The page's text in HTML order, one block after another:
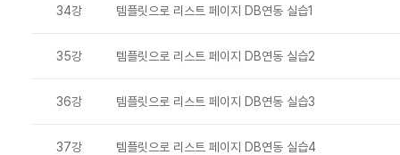
34강 템플릿으로 리스트 페이지 DB연동 실습1
35강 템플릿으로 리스트 페이지 DB연동 실습2
36강 템플릿으로 리스트 페이지 DB연동 실습3
37강 템플릿으로 리스트 페이지 DB연동 실습4